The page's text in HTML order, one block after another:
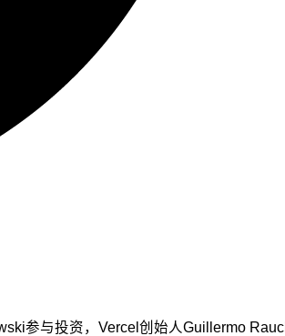
参与投资，Vercel创始人Guillermo